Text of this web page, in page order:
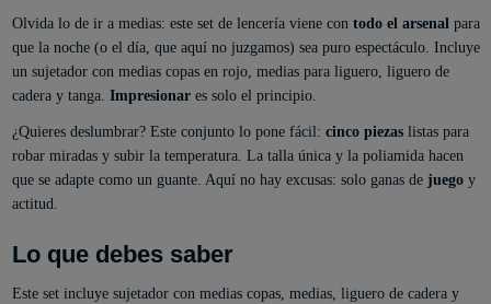
Olvida lo de ir a medias: este set de lencería viene con todo el arsenalpara
que la noche (o el día, que aquí no juzgamos) sea puro espectáculo. Incluye
un sujetador con medias copas en rojo, medias para liguero, liguero de
cadera y tanga. Impresionares solo el principio.
¿Quieres deslumbrar? Este conjunto lo pone fácil: cinco piezaslistas para
robar miradas y subir la temperatura. La talla única y la poliamida hacen
que se adapte como un guante. Aquí no hay excusas: solo ganas de juegoy
actitud.
Lo que debes saber
Este set incluye sujetador con medias copas, medias, liguero de cadera y